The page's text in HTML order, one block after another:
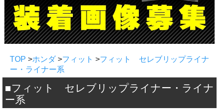
TOP >ホンダ >フィット >フィット セレブリップライナ
ー・ライナー系
■フィット セレブリップライナー・ライナ
ー系